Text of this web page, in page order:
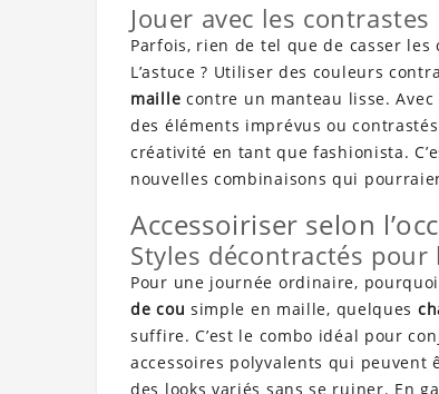
Jouer avec les contrastes
Parfois, rien de tel que de casser
L’astuce ? Utiliser des couleurs
maille contre un manteau lisse.
des éléments imprévus ou
créativité en tant que fashionista.
nouvelles combinaisons qui
Accessoiriser selon
Styles décontractés
Pour une journée ordinaire,
de cou simple en maille, quelques
suffire. C’est le combo idéal pour
accessoires polyvalents qui
des looks variés sans se ruiner. En